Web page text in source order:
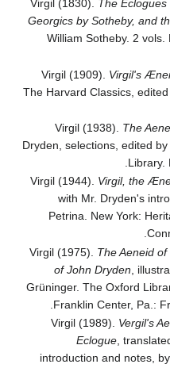
Virgil (1830). The
Georgics by Sotheby, and
William Sotheby. 2
Virgil (1909). Virgil's
The Harvard Classics, edited
Virgil (1938). The
Dryden, selections, edited
Library.
Virgil (1944). Virgil, the
with Mr. Dryden's
Petrina. New York:
Virgil (1975). The Aeneid
of John Dryden ,
Grüninger. The Oxford
Franklin Center, Pa.:
Virgil (1989). Vergil's
Eclogue,
introduction and notes,